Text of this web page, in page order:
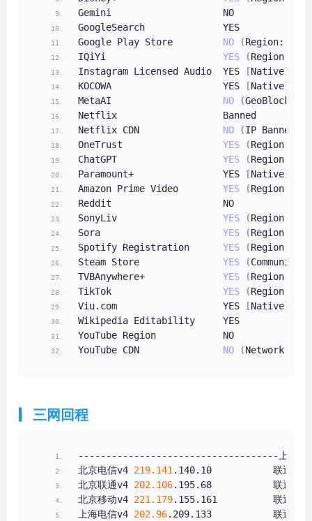
Gemini                    NO
GoogleSearch              YES
Google Play Store NO (Region: CN
IQiYi YES (Region: US
Instagram Licensed Audio  YES
[Native]
KOCOWA                    YES
[Native]
MetaAI NO (GeoBlocked
Netflix                   Banned
Netflix CDN NO (IP Banned
OneTrust YES (Region: US
ChatGPT YES (Region: US
Paramount+                YES
[Native]
Amazon Prime Video YES (Region: US
Reddit                    NO
SonyLiv YES (Region:
Sora YES (Region: US
Spotify Registration YES (Region: US
Steam Store YES (Community
TVBAnywhere+ YES (Region: US
TikTok YES (Region: US
Viu. com
                   YES
[Native]
Wikipedia Editability     YES
YouTube Region            NO
YouTube CDN NO (Network Err
三网回程
------------------------------------上游及
北京电信v4 219.141 . 140. 10
           联通
北京联通v4 202.106. 195. 68
           联通
北京移动v4 221.179. 155. 161
          联通
上海电信v4 202.96. 209. 133
           联通